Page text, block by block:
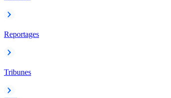
Reportages
Tribunes